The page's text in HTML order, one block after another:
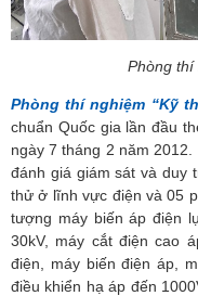
Phòng thí
Phòng thí nghiệm “Kỹ
chuẩn Quốc gia lần đầu
ngày 7 tháng 2 năm
đánh giá giám sát và
thử ở lĩnh vực điện và 05
tượng máy biến áp điện
30kV, máy cắt điện cao
điện, máy biến điện áp,
điều khiển hạ áp đến